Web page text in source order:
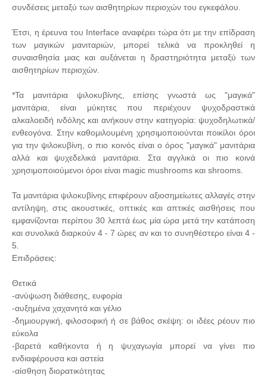
συνδέσεις μεταξύ των αισθητηρίων περιοχών του εγκεφάλου.
Έτσι, η έρευνα του Interface αναφέρει τώρα ότι με την επίδραση
των μαγικών μανιταριών, μπορεί τελικά να προκληθεί η
συναισθησία μιας και αυξάνεται η δραστηριότητα μεταξύ των
αισθητηρίων περιοχών.
*Τα μανιτάρια ψιλοκυβίνης, επίσης γνωστά ως "μαγικά"
μανιτάρια, είναι μύκητες που περιέχουν ψυχοδραστικά
αλκαλοειδή ινδόλης και ανήκουν στην κατηγορία: ψυχοδηλωτικά/
ενθεογόνα. Στην καθομιλουμένη χρησιμοποιούνται ποικίλοι όροι
για την ψιλοκυβίνη, ο πιο κοινός είναι ο όρος "μαγικά" μανιτάρια
αλλά και ψυχεδελικά μανιτάρια. Στα αγγλικά οι πιο κοινά
χρησιμοποιούμενοι όροι είναι magic mushrooms και shrooms.
Τα μανιτάρια ψιλοκυβίνης επιφέρουν αξιοσημείωτες αλλαγές στην
αντίληψη, στις ακουστικές, οπτικές και απτικές αισθήσεις που
εμφανίζονται περίπου 30 λεπτά έως μία ώρα μετά την κατάποση
και συνολικά διαρκούν 4 - 7 ώρες αν και το συνηθέστερο είναι 4 -
5.
Επιδράσεις:
Θετικά
-ανύψωση διάθεσης, ευφορία
-αυξημένα χαχανητά και γέλιο
-δημιουργική, φιλοσοφική ή σε βάθος σκέψη: οι ιδέες ρέουν πιο
εύκολα
-βαρετά καθήκοντα ή η ψυχαγωγία μπορεί να γίνει πιο
ενδιαφέρουσα και αστεία
-αίσθηση διορατικότητας